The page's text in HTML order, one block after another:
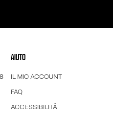
AIUTO
IL MIO ACCOUNT
FAQ
ACCESSIBILITÀ